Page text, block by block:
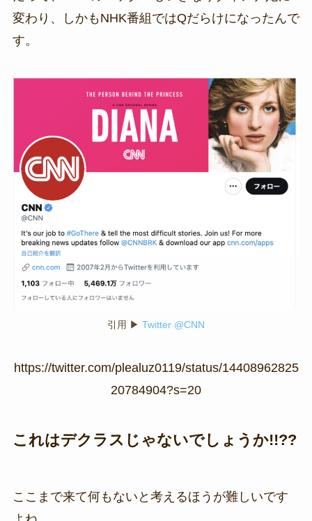
変わり、しかもNHK番組ではQだらけになったんで
す。
引用 ▶ Twitter @CNN
https://twitter.com/plealuz0119/status/14408962825
20784904?s=20
これはデクラスじゃないでしょうか!!??
ここまで来て何もないと考えるほうが難しいです